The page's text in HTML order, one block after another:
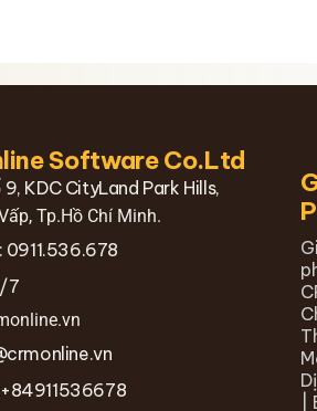
Software Co.Ltd
KDC CityLand Park Hills,
Tp.Hồ Chí Minh.
7